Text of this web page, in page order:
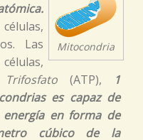
Mitocondria
Las
(ATP),
1
es capaz de
energía en forma de
cúbico de la